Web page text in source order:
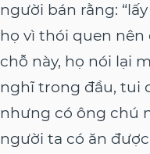
người bán rằng:
họ vì thói quen
chỗ này, họ nói lại
nghĩ trong đầu, tui
nhưng có ông chú
người ta có ăn